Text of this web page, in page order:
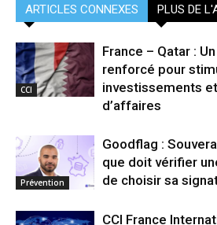
ARTICLES CONNEXES PLUS DE
CCI
France – Qatar :
renforcé pour
investissements
d’affaires
Prévention
Goodflag :
que doit vérifier
de choisir sa
CCI France